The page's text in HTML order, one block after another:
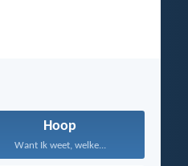
Hoop
Want Ik weet, welke...